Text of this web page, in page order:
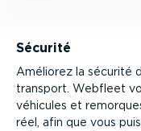
Sécurité
Améliorez la sécurité
transport. Webfleet
véhicules et
réel, afin que vous